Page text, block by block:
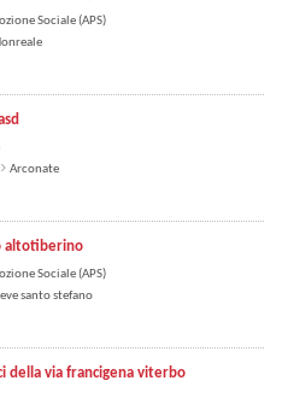
Sociale (APS)
Arconate
altotiberino
Sociale (APS)
santo stefano
della via francigena viterbo